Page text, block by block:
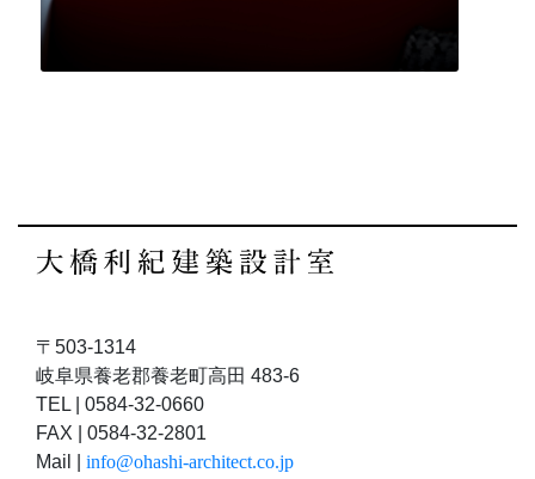
〒503-1314
岐阜県養老郡養老町高田 483-6
TEL | 0584-32-0660
FAX | 0584-32-2801
Mail | info@ohashi-architect.co.jp